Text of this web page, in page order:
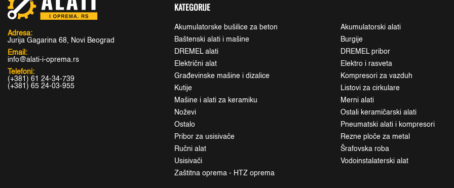
Adresa:
Jurija Gagarina 68, Novi Beograd
Email:
info@alati-i-oprema.rs
Telefoni:
(+381) 61 24-34-739
(+381) 65 24-03-955
KATEGORIJE
Akumulatorske bušilice za beton
Akumulatorski alati
Baštenski alati i mašine
Burgije
DREMEL alati
DREMEL pribor
Električni alat
Elektro i rasveta
Građevinske mašine i dizalice
Kompresori za vazduh
Kutije
Listovi za cirkulare
Mašine i alati za keramiku
Merni alati
Noževi
Ostali keramičarski alati
Ostalo
Pneumatski alati i kompresori
Pribor za usisivače
Rezne ploče za metal
Ručni alat
Šrafovska roba
Usisivači
Vodoinstalaterski alat
Zaštitna oprema - HTZ oprema